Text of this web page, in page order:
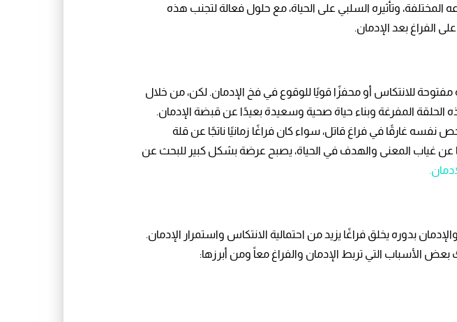
المختلفة، وتأثيره السلبي على الحياة، مع حلول فعالة لتجنب هذه
الفراغ بعد الإدمان.
مفتوحة للانتكاس أو محفزًا قويًا للوقوع في فخ الإدمان. لكن، من خلال
المفرغة وبناء حياة صحية وسعيدة بعيدًا عن قبضة الإدمان.
غارقًا في فراغ قاتل، سواء كان فراغًا زمانيًا ناتجًا عن قلة
عن غياب المعنى والهدف في الحياة، يصبح عرضة بشكل كبير للبحث عن
بدوره يخلق فراغًا يزيد من احتمالية الانتكاس واستمرار الإدمان.
الأسباب التي تربط الإدمان والفراغ معاً ومن أبرزها: